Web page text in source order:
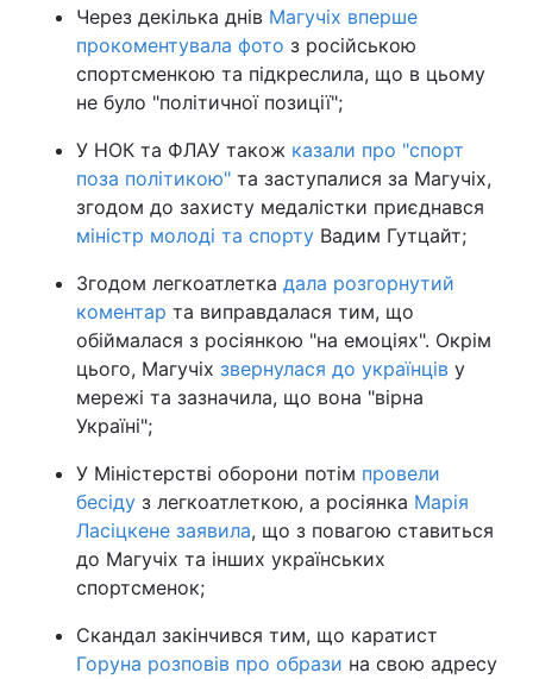
Через декілька днів Магучіх вперше
прокоментувала фото з російською
спортсменкою та підкреслила, що в цьому
не було "політичної позиції";
У НОК та ФЛАУ також казали про "спорт
поза політикою" та заступалися за Магучіх,
згодом до захисту медалістки приєднався
міністр молоді та спорту Вадим Гутцайт;
Згодом легкоатлетка дала розгорнутий
коментар та виправдалася тим, що
обіймалася з росіянкою "на емоціях". Окрім
цього, Магучіх звернулася до українців у
мережі та зазначила, що вона "вірна
Україні";
У Міністерстві оборони потім провели
бесіду з легкоатлеткою, а росіянка Марія
Ласіцкене заявила, що з повагою ставиться
до Магучіх та інших українських
спортсменок;
Скандал закінчився тим, що каратист
Горуна розповів про образи на свою адресу